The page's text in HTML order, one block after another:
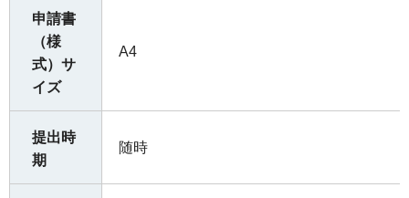
申請書
（様
式）サ
イズ
A4
提出時
期
随時